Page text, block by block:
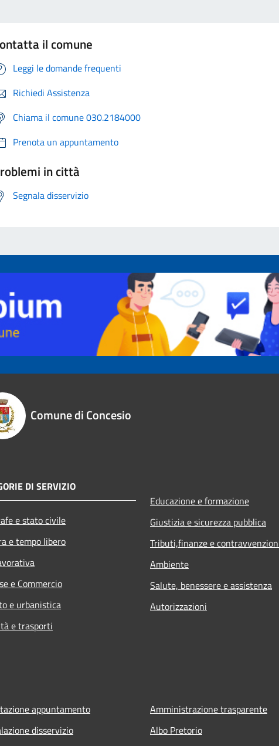
il comune
Leggi le domande frequenti
Richiedi Assistenza
Chiama il comune 030.2184000
Prenota un appuntamento
in città
Segnala disservizio
Comune di Concesio
DI SERVIZIO
e stato civile
e tempo libero
e Commercio
e urbanistica
e trasporti
Educazione e formazione
Giustizia e sicurezza pubblica
Tributi,finanze e
Ambiente
Salute, benessere e assistenza
Autorizzazioni
appuntamento
disservizio
Amministrazione trasparente
Albo Pretorio